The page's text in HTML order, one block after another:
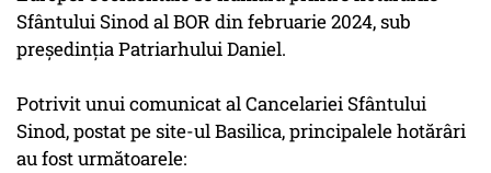
Sfântului Sinod al BOR din februarie 2024, sub
preşedinţia Patriarhului Daniel.
Potrivit unui comunicat al Cancelariei Sfântului
Sinod, postat pe site-ul Basilica, principalele hotărâri
au fost următoarele: